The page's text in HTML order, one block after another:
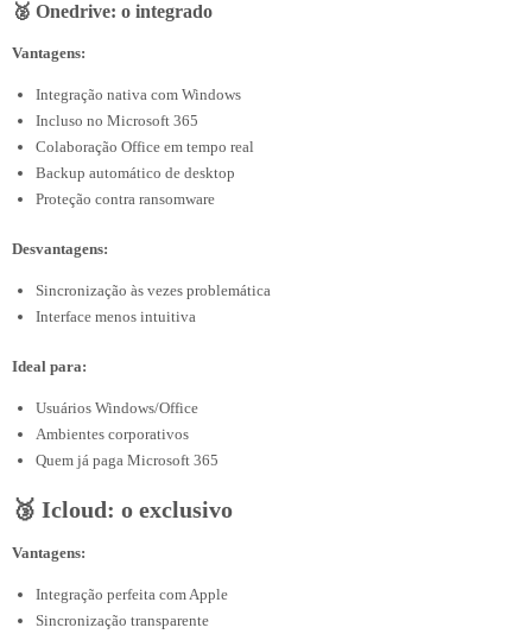
🥈 Onedrive: o integrado
Vantagens:
Integração nativa com Windows
Incluso no Microsoft 365
Colaboração Office em tempo real
Backup automático de desktop
Proteção contra ransomware
Desvantagens:
Sincronização às vezes problemática
Interface menos intuitiva
Ideal para:
Usuários Windows/Office
Ambientes corporativos
Quem já paga Microsoft 365
🥉 Icloud: o exclusivo
Vantagens:
Integração perfeita com Apple
Sincronização transparente